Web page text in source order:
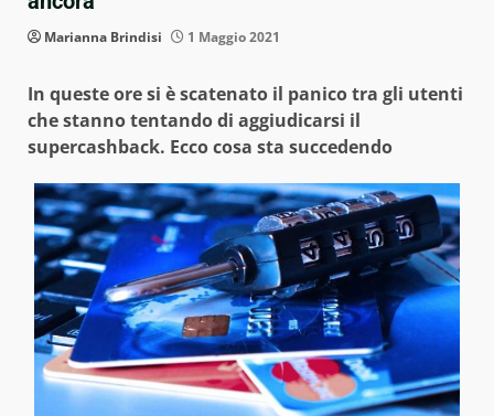
Marianna Brindisi 1 Maggio 2021
In queste ore si è scatenato il panico tra gli utenti
che stanno tentando di aggiudicarsi il
supercashback. Ecco cosa sta succedendo